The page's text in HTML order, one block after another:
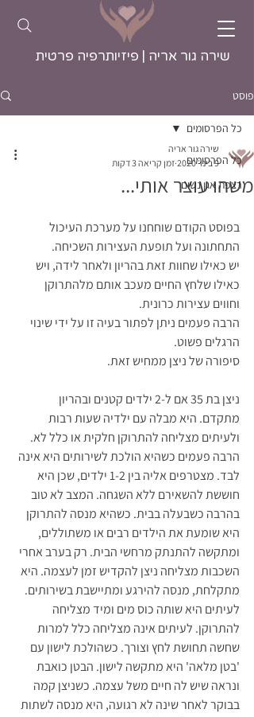
שירה גור אריה | פיזיותרפיה פרטית
פוסט
כל הפרסומים
רצפת אגן נשים
כל הפרסומים
משהו עוצר אותי...
שירה גור אריה
9 בינו׳ 2020
זמן קריאה 3 דקות
בפוסט הקודם שוחחנו על מערכת העיכול
התחתונה ועל תופעת העצירות השכיחה.
יש כאילו שחוות זאת בהריון ולאחר לידה, ויש
כאילו שלחץ החיים מעכב אותם מלהתרוקן
וחווים עצירות כרונית.
הרבה פעמים ניתן לפתור בעיה זו על ידי שינוי
הרגלים פשוט.
סיפורה של ניצן ממחיש זאת.
ניצן בת 35 אם ל-2 ילדים קטנים ובהריון
מתקדם. היא מבלה עם ילדיה שעות רבות
ולעיתים מצליחה להתרוקן חלקית או כלל לא.
הרבה פעמים כשהיא הולכת לשירותים היא אינה
לבד. מצטרפים אליה בין 1-2 ילדים, שכן היא
חוששת להשאירם ללא השגחה. המצב לא טוב
בהרבה כשבעלה בבית. כשהיא מנסה להתרוקן
היא שומעת את הילדים רבים או משתוללים,
ומתקשה להתנתק מרחשי הבית. רק בערב אחרי
השכבות מצליחה ניצן להקדיש זמן לעצמה. היא
מתקלחת, מנסה להירגע ומתיישבת בשירותים.
לעיתים היא שותה כוס מים ומיד מצליחה
להתרוקן. לעיתים אינה מצליחה כלל למרות
שחשה תחושת לחץ וצורך. כשהולכת לישון עם
'בטן מלאה' היא מתקשה לישון. הבטן כואבת
ונראה שיש לה חיים משל עצמה. כשניצן קמה
בבוקר לאחר שינה לא רגועה, היא מנסה לשתות